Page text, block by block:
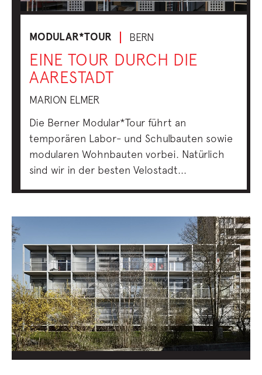
MODULAR*TOUR BERN
EINE TOUR DURCH DIE
AARESTADT
MARION ELMER
Die Berner Modular*Tour führt an
temporären Labor- und Schulbauten sowie
modularen Wohnbauten vorbei. Natürlich
sind wir in der besten Velostadt...